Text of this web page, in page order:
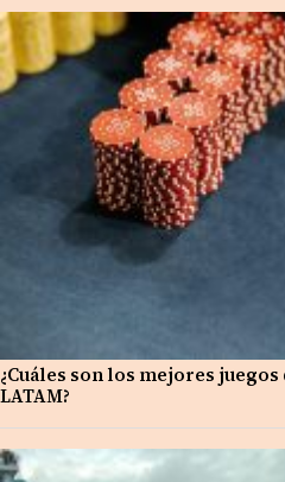
¿Cuáles son los mejores
LATAM?